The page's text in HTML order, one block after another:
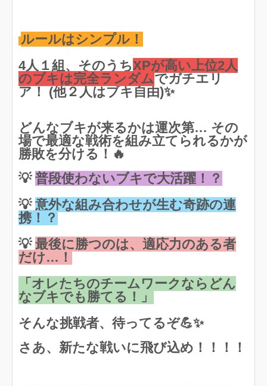
ルールはシンプル！
4人１組、そのうちXPが高い上位2人
のブキは完全ランダムでガチエリ
ア！ (他２人はブキ自由)✨
どんなブキが来るかは運次第… その
場で最適な戦術を組み立てられるかが
勝敗を分ける！🔥
💡 普段使わないブキで大活躍！？
💡 意外な組み合わせが生む奇跡の連
携！？
💡 最後に勝つのは、適応力のある者
だけ…！
「オレたちのチームワークならどん
なブキでも勝てる！」
そんな挑戦者、待ってるぞ💪✨
さあ、新たな戦いに飛び込め！！！！